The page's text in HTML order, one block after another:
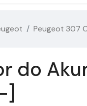
Peugeot 307
do
]